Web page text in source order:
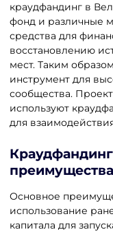
краудфандинг в
фонд и различные
средства для
восстановлению
мест. Таким
инструмент для
сообщества.
используют
для
преимущества
Основное
использование
капитала для